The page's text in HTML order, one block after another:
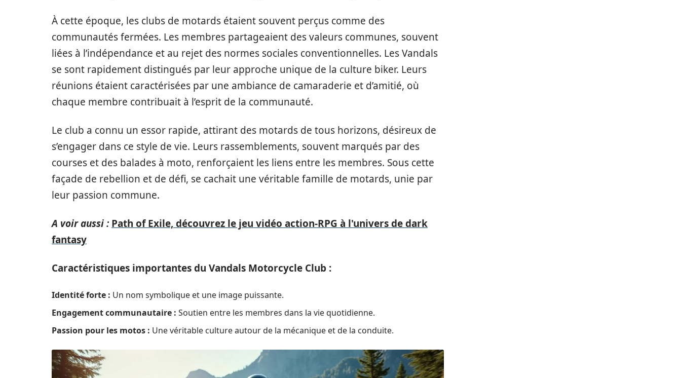
À cette époque, les clubs de motards étaient souvent perçus comme des
communautés fermées. Les membres partageaient des valeurs communes, souvent
liées à l’indépendance et au rejet des normes sociales conventionnelles. Les Vandals
se sont rapidement distingués par leur approche unique de la culture biker. Leurs
réunions étaient caractérisées par une ambiance de camaraderie et d’amitié, où
chaque membre contribuait à l’esprit de la communauté.
Le club a connu un essor rapide, attirant des motards de tous horizons, désireux de
s’engager dans ce style de vie. Leurs rassemblements, souvent marqués par des
courses et des balades à moto, renforçaient les liens entre les membres. Sous cette
façade de rebellion et de défi, se cachait une véritable famille de motards, unie par
leur passion commune.
A voir aussi : Path of Exile, découvrez le jeu vidéo action-RPG à l'univers de dark
fantasy
Caractéristiques importantes du Vandals Motorcycle Club :
Identité forte : Un nom symbolique et une image puissante.
Engagement communautaire : Soutien entre les membres dans la vie quotidienne.
Passion pour les motos : Une véritable culture autour de la mécanique et de la conduite.